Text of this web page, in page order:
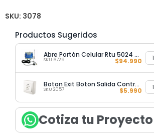
SKU: 3078
Productos Sugeridos
Abre Portón Celular Rtu 5024 4G
SKU 6729 $94.990
Boton Exit Boton Salida Control de Acceso
SKU 2057 $5.990
Cotiza tu Proyecto